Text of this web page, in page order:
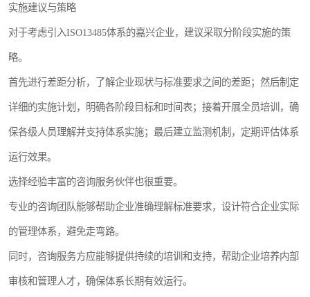
实施建议与策略
对于考虑引入ISO13485体系的嘉兴企业，建议采取分阶段实施的策
略。
首先进行差距分析，了解企业现状与标准要求之间的差距；然后制定
详细的实施计划，明确各阶段目标和时间表；接着开展全员培训，确
保各级人员理解并支持体系实施；最后建立监测机制，定期评估体系
运行效果。
选择经验丰富的咨询服务伙伴也很重要。
专业的咨询团队能够帮助企业准确理解标准要求，设计符合企业实际
的管理体系，避免走弯路。
同时，咨询服务方应能够提供持续的培训和支持，帮助企业培养内部
审核和管理人才，确保体系长期有效运行。